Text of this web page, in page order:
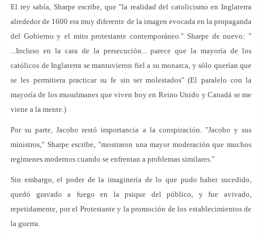
El rey sabía, Sharpe escribe, que "la realidad del catolicismo en Inglaterra
alrededor de 1600 era muy diferente de la imagen evocada en la propaganda
del Gobierno y el mito protestante contemporáneo." Sharpe de nuevo: "
...Incluso en la cara de la persecución... parece que la mayoría de los
católicos de Inglaterra se mantuvieron fiel a su monarca, y sólo querían que
se les permitiera practicar su fe sin ser molestados" (El paralelo con la
mayoría de los musulmanes que viven hoy en Reino Unido y Canadá se me
viene a la mente.)
Por su parte, Jacobo restó importancia a la conspiración. "Jacobo y sus
ministros," Sharpe escribe, "mostraron una mayor moderación que muchos
regímenes modernos cuando se enfrentan a problemas similares."
Sin embargo, el poder de la imaginería de lo que pudo haber sucedido,
quedó gravado a fuego en la psique del público, y fue avivado,
repetidamente, por el Protestante y la promoción de los establecimientos de
la guerra.